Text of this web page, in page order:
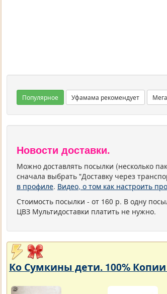
Популярное Уфамама рекомендует
Новости доставки.
Можно доставлять посылки (несколько
сначала выбрать "Доставку через
в профиле. Видео, о том как настроить
Стоимость посылки - от 160 р. В одну
ЦВЗ Мультидоставки платить не нужно.
Ко Сумкины дети. 100%